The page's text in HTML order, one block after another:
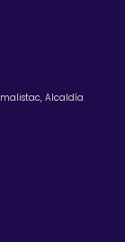
Alcaldía